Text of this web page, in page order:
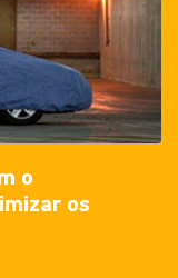
o
os